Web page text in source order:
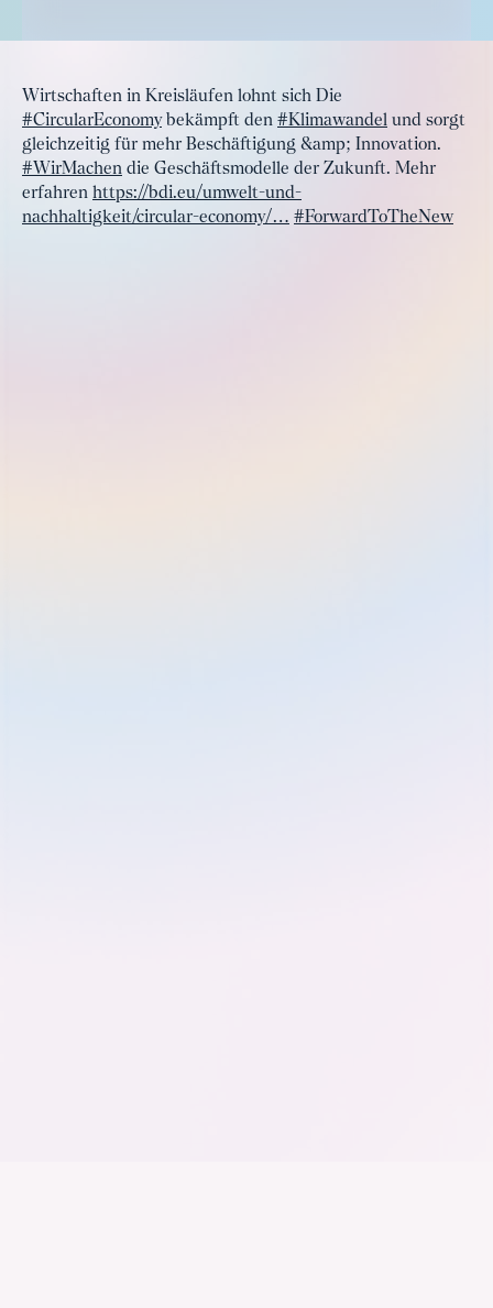
Wirtschaften in Kreisläufen lohnt sich Die
#CircularEconomybekämpft den #Klimawandel und sorgt
gleichzeitig für mehr Beschäftigung &amp; Innovation.
#WirMachen die Geschäftsmodelle der Zukunft. Mehr
erfahren https://bdi.eu/umwelt-und-
nachhaltigkeit/circular-economy/… #ForwardToTheNew